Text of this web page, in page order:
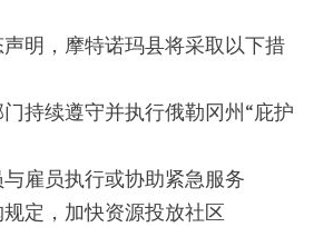
明，摩特诺玛县将采取以下措
持续遵守并执行俄勒冈州“庇护
雇员执行或协助紧急服务
定，加快资源投放社区